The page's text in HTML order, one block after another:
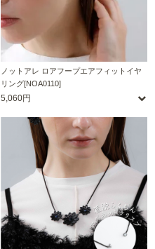
ノットアレ ロアフープエアフィットイヤ
リング[NOA0110]
5,060円